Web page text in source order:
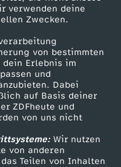
verwenden deine
Zwecken.
von bestimmten
Erlebnis im
und
Dabei
auf Basis deiner
ZDFheute und
von uns nicht
Wir nutzen
von anderen
Teilen von Inhalten
zum ZDF